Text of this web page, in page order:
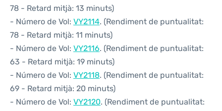
78 - Retard mitjà: 13 minuts)
- Número de Vol: VY2114. (Rendiment de puntualitat:
78 - Retard mitjà: 11 minuts)
- Número de Vol: VY2116. (Rendiment de puntualitat:
63 - Retard mitjà: 19 minuts)
- Número de Vol: VY2118. (Rendiment de puntualitat:
69 - Retard mitjà: 20 minuts)
- Número de Vol: VY2120. (Rendiment de puntualitat: